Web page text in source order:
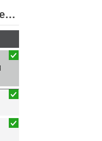
Schellenberg